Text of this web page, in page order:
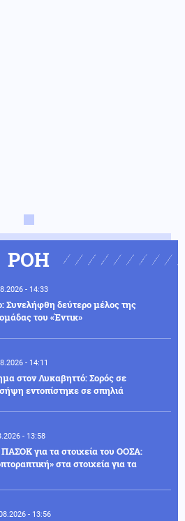
ΡΟΗ
- 14:33
Συνελήφθη δεύτερο μέλος της
του «Έντικ»
- 14:11
στον Λυκαβηττό: Σορός σε
εντοπίστηκε σε σπηλιά
- 13:58
για τα στοιχεία του ΟΟΣΑ:
στα στοιχεία για τα
- 13:56